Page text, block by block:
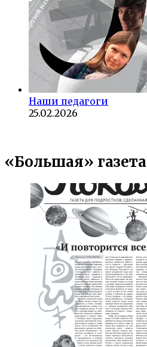
Наши педагоги
25.02.2026
«Большая» газета